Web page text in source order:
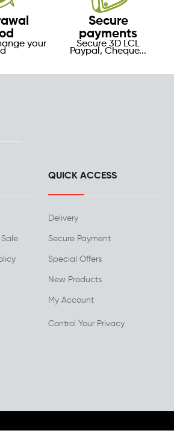
your
Secure
payments
Secure 3D LCL
Paypal, Cheque...
QUICK ACCESS
Delivery
Secure Payment
Special Offers
New Products
My Account
Control Your Privacy